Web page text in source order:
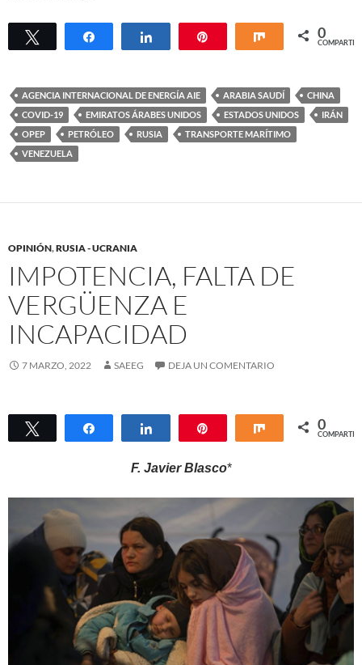
Twittear Compartir Compartir Compartir
0
COMPARTIR
AGENCIA INTERNACIONAL DE ENERGÍA AIE ARABIA SAUDÍ
CHINA
COVID-19
EMIRATOS ÁRABES UNIDOS ESTADOS UNIDOS
IRÁN
OPEP
PETRÓLEO RUSIA
TRANSPORTE MARÍTIMO
VENEZUELA
OPINIÓN,RUSIA - UCRANIA
IMPOTENCIA, FALTA DE
VERGÜENZA E
INCAPACIDAD
7 MARZO, 2022 SAEEG DEJA UN COMENTARIO
Twittear Compartir Compartir Compartir
0
COMPARTIR
F. Javier Blasco*